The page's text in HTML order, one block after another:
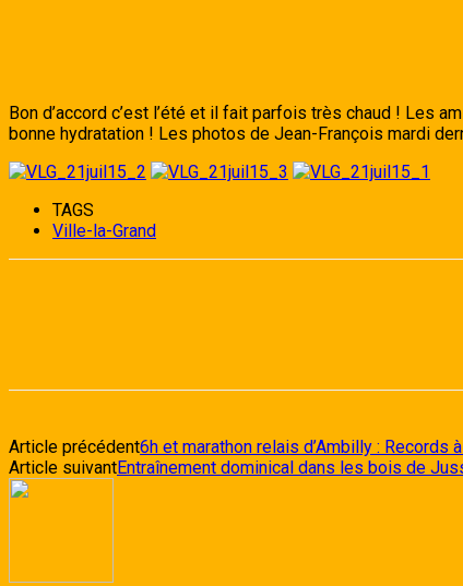
Bon d’accord c’est l’été et il fait parfois très chaud ! Les
bonne hydratation ! Les photos de Jean-François mardi
TAGS
Ville-la-Grand
Article précédent6h et marathon relais d’Ambilly : Records
Article suivantEntraînement dominical dans les bois de